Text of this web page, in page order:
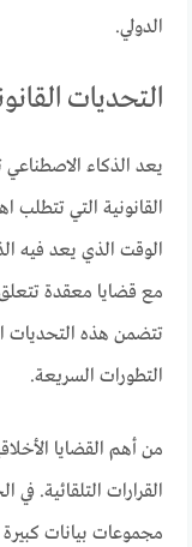
الدولي.
التحديات
يعد الذكاء الاصطناعي
القانونية التي تتطلب
الوقت الذي يعد فيه
مع قضايا معقدة تتعلق
تتضمن هذه التحديات
التطورات السريعة.
من أهم القضايا
القرارات التلقائية.
مجموعات بيانات كبيرة